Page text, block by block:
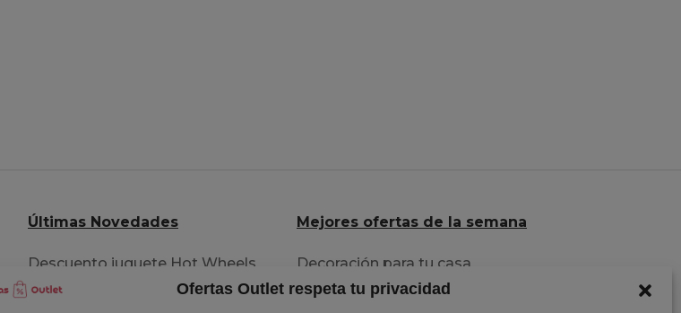
Ofertas Outlet respeta tu privacidad
Últimas Novedades
Descuento juguete Hot Wheels
pista acrobacia
Mejores ofertas de la semana
Decoración para tu casa
Herramientas al mejor precio